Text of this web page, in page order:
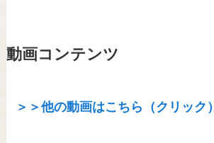
動画コンテンツ
＞＞他の動画はこちら（クリック）